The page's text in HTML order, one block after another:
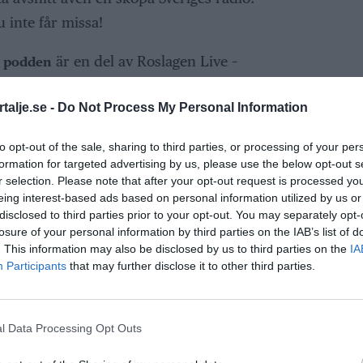
- Do Not Process My Personal Information
opt-out of the sale, sharing to third parties, or processing of your
for targeted advertising by us, please use the below opt-out
selection. Please note that after your opt-out request is processed
interest-based ads based on personal information utilized by us
to third parties prior to your opt-out. You may separately
of your personal information by third parties on the IAB’s list of
This information may also be disclosed by us to third parties on the
Participants that may further disclose it to other third parties.
Data Processing Opt Outs
inte får missa!
är en del av Roslagen Live –
mediahus. Kanske norra europas
säkerhet Norra Roslagens mysigaste
och Westerlund-Podden Norra
podd.
Liveoch Allt Om Norrtälje
ANNONS